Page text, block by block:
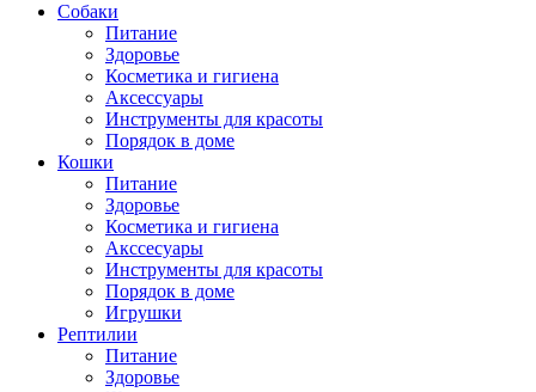
Собаки
Питание
Здоровье
Косметика и гигиена
Аксессуары
Инструменты для красоты
Порядок в доме
Кошки
Питание
Здоровье
Косметика и гигиена
Акссесуары
Инструменты для красоты
Порядок в доме
Игрушки
Рептилии
Питание
Здоровье